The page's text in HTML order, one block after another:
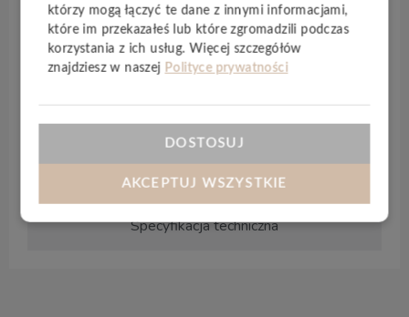
Specyfikacja techniczna
laminowane. Zapewne połączenie tych cech oraz
wodoodpornośćpaneli powoduje popularność
tego produktu. Podstawą jakości naszych podłóg
jest rdzeń mineralny wykonany w technologii
SPC(Solid Polimer Core) jest mieszanką
naturalnych minerałów z nowoczesnymi
polimerami. Dzięki zastosowanej technologii
którzy mogą łączyć te dane z innymi informacjami,
które im przekazałeś lub które zgromadzili podczas
korzystania z ich usług. Więcej szczegółów
znajdziesz w naszej Polityce prywatności
DOSTOSUJ
AKCEPTUJ WSZYSTKIE